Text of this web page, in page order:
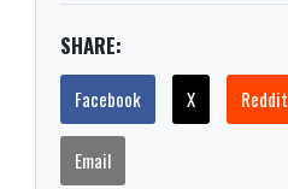
SHARE:
Facebook X Reddit
Email